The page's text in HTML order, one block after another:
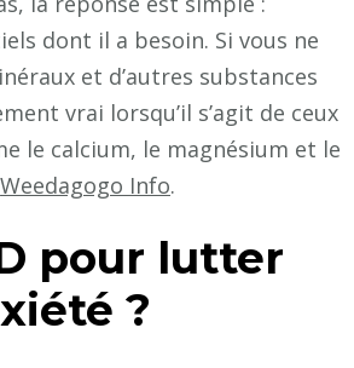
dont il a besoin. Si vous ne
et d’autres substances
vrai lorsqu’il s’agit de ceux
le calcium, le magnésium et le
Weedagogo Info.
pour lutter
?